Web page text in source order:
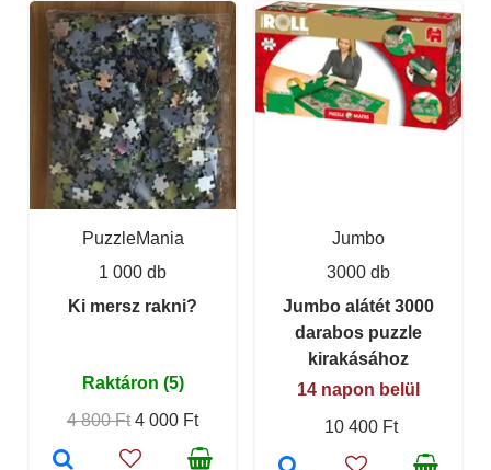
PuzzleMania
1 000 db
Ki mersz rakni?
Raktáron (5)
4 800 Ft 4 000 Ft
Jumbo
3000 db
Jumbo alátét 3000
darabos puzzle
kirakásához
14 napon belül
10 400 Ft